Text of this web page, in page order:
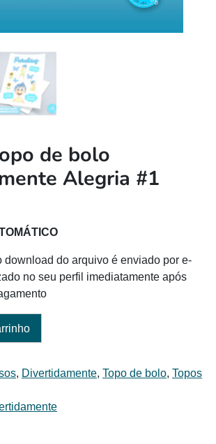
de bolo
Alegria #1
download do arquivo é enviado por e-
no seu perfil imediatamente após
, Divertidamente, Topo de bolo, Topos